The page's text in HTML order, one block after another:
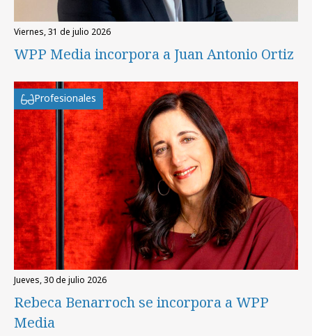
viernes, 31 de julio 2026
WPP Media incorpora a Juan Antonio Ortiz
Profesionales
jueves, 30 de julio 2026
Rebeca Benarroch se incorpora a WPP
Media